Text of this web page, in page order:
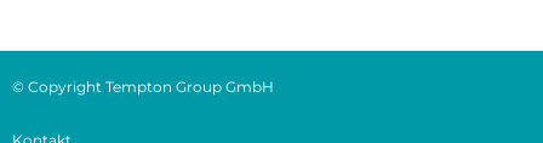
© Copyright Tempton Group GmbH